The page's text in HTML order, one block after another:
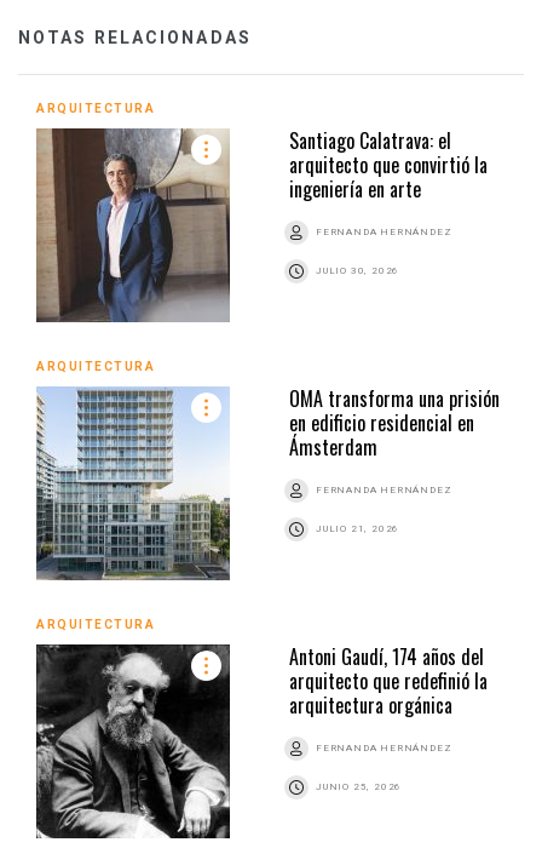
NOTAS RELACIONADAS
ARQUITECTURA
Santiago Calatrava: el
arquitecto que convirtió la
ingeniería en arte
FERNANDA HERNÁNDEZ
JULIO 30, 2026
ARQUITECTURA
OMA transforma una prisión
en edificio residencial en
Ámsterdam
FERNANDA HERNÁNDEZ
JULIO 21, 2026
ARQUITECTURA
Antoni Gaudí, 174 años del
arquitecto que redefinió la
arquitectura orgánica
FERNANDA HERNÁNDEZ
JUNIO 25, 2026